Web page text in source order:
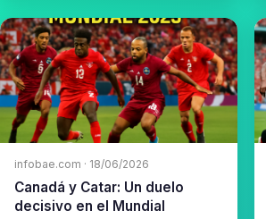
infobae.com · 18/06/2026
Canadá y Catar: Un duelo
decisivo en el Mundial